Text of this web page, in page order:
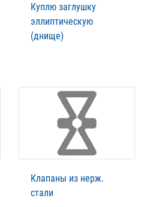
Куплю заглушку
эллиптическую
(днище)
Клапаны из нерж.
стали